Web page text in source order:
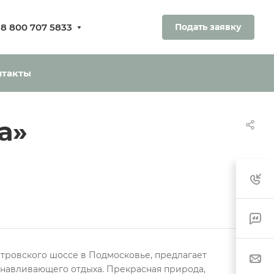
8 800 707 5833 Подать заявку
шоссе в Подмосковье, предлагает
отдыха. Прекрасная природа,